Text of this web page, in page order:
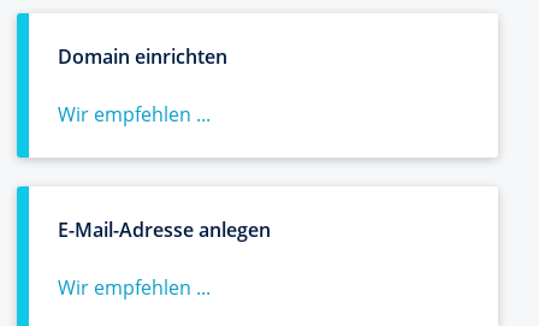
Domain einrichten
Wir empfehlen ...
E-Mail-Adresse anlegen
Wir empfehlen ...